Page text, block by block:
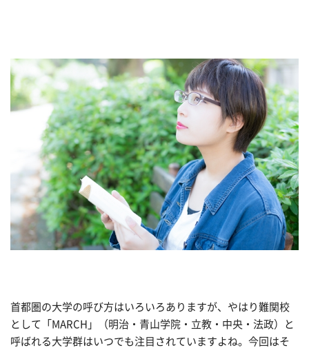
首都圏の大学の呼び方はいろいろありますが、やはり難関校
として「MARCH」（明治・青山学院・立教・中央・法政）と
呼ばれる大学群はいつでも注目されていますよね。今回はそ